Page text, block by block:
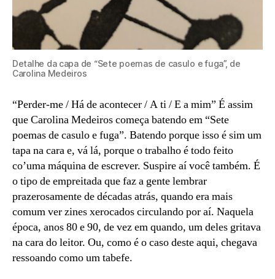
Detalhe da capa de “Sete poemas de casulo e fuga”, de
Carolina Medeiros
“Perder-me / Há de acontecer / A ti / E a mim” É assim
que Carolina Medeiros começa batendo em “Sete
poemas de casulo e fuga”. Batendo porque isso é sim um
tapa na cara e, vá lá, porque o trabalho é todo feito
co’uma máquina de escrever. Suspire aí você também. É
o tipo de empreitada que faz a gente lembrar
prazerosamente de décadas atrás, quando era mais
comum ver zines xerocados circulando por aí. Naquela
época, anos 80 e 90, de vez em quando, um deles gritava
na cara do leitor. Ou, como é o caso deste aqui, chegava
ressoando como um tabefe.